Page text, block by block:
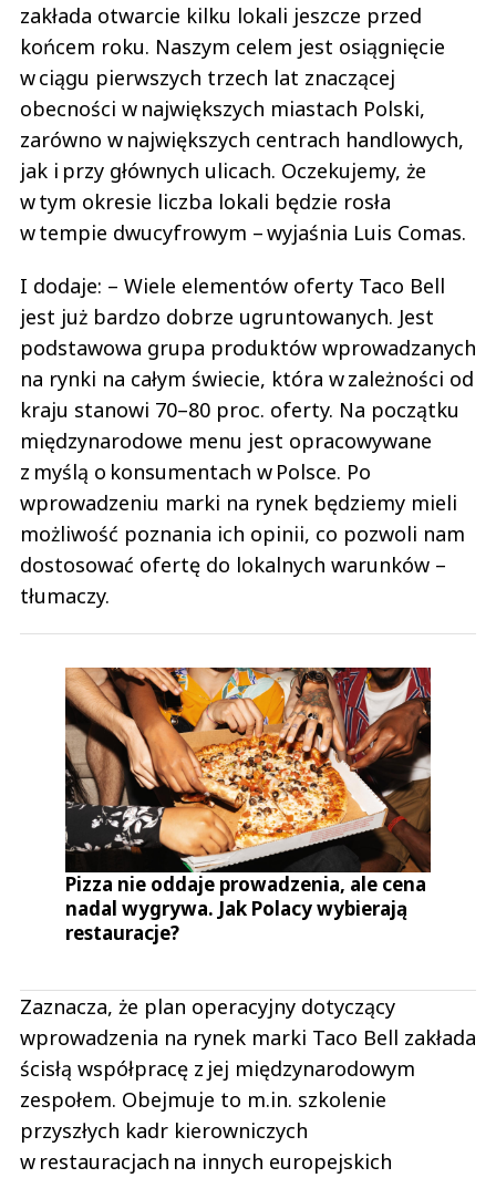
zakłada otwarcie kilku lokali jeszcze przed
końcem roku. Naszym celem jest osiągnięcie
w ciągu pierwszych trzech lat znaczącej
obecności w największych miastach Polski,
zarówno w największych centrach handlowych,
jak i przy głównych ulicach. Oczekujemy, że
w tym okresie liczba lokali będzie rosła
w tempie dwucyfrowym – wyjaśnia Luis Comas.
I dodaje: – Wiele elementów oferty Taco Bell
jest już bardzo dobrze ugruntowanych. Jest
podstawowa grupa produktów wprowadzanych
na rynki na całym świecie, która w zależności od
kraju stanowi 70–80 proc. oferty. Na początku
międzynarodowe menu jest opracowywane
z myślą o konsumentach w Polsce. Po
wprowadzeniu marki na rynek będziemy mieli
możliwość poznania ich opinii, co pozwoli nam
dostosować ofertę do lokalnych warunków –
tłumaczy.
Pizza nie oddaje prowadzenia, ale cena
nadal wygrywa. Jak Polacy wybierają
restauracje?
Zaznacza, że plan operacyjny dotyczący
wprowadzenia na rynek marki Taco Bell zakłada
ścisłą współpracę z jej międzynarodowym
zespołem. Obejmuje to m.in. szkolenie
przyszłych kadr kierowniczych
w restauracjach na innych europejskich